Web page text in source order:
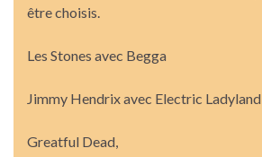
être choisis.
Les Stones avec Begga
Jimmy Hendrix avec Electric Ladyland
Greatful Dead,